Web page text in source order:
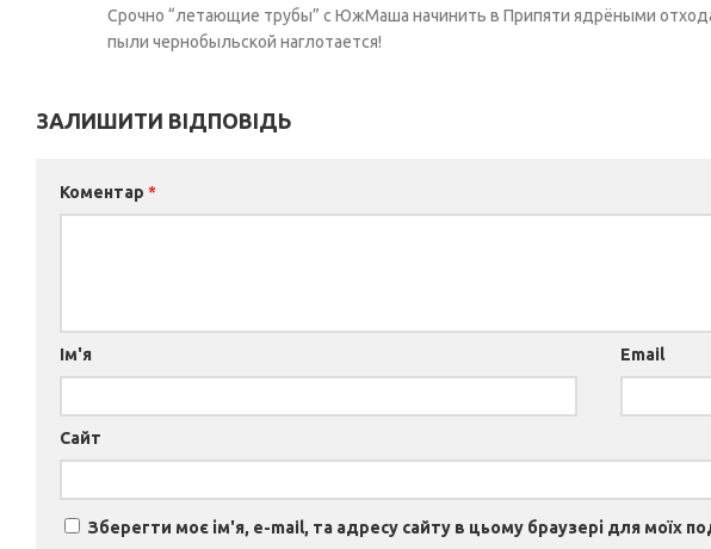
Срочно “летающие трубы” с ЮжМаша начинить в Припяти ядрёными
пыли чернобыльской наглотается!
ЗАЛИШИТИ ВІДПОВІДЬ
Коментар *
Ім'я Email
Сайт
Зберегти моє ім'я, e-mail, та адресу сайту в цьому браузері для моїх